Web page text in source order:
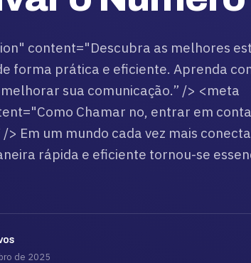
content="Descubra as melhores
forma prática e eficiente. Aprenda
sua comunicação.” /> <meta
Chamar no, entrar em
> Em um mundo cada vez mais
rápida e eficiente tornou-se
de 2025